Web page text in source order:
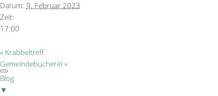
Datum: 9. Februar 2023
Zeit:
17:00
« Krabbeltreff
Gemeindebücherei »
Blog
▼